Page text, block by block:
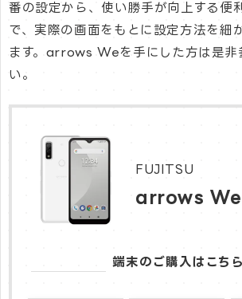
番の設定から、使い勝手が向上する便
で、実際の画面をもとに設定方法を細
ます。arrows Weを手にした方は是非
い。
FUJITSU
arrows We
端末のご購入はこちら